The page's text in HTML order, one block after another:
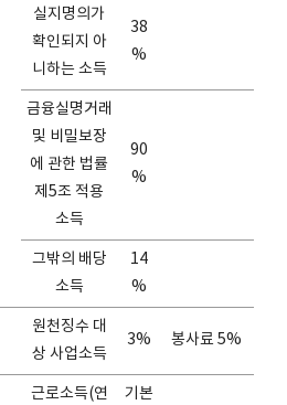
실지명의가
확인되지 아
니하는 소득
38
%
금융실명거래
및 비밀보장
에 관한 법률
제5조 적용
소득
90
%
그밖의 배당
소득
14
%
원천징수 대
상 사업소득
3% 봉사료 5%
근로소득(연
기본